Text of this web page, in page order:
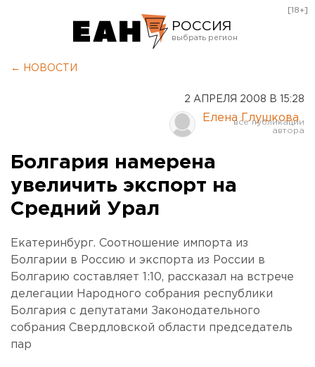
РОССИЯ
Курган
Оренбург
[18+]
← НОВОСТИ
2 АПРЕЛЯ 2008 В 15:28
Елена Глушкова
Болгария намерена
увеличить экспорт на
Средний Урал
Екатеринбург. Соотношение импорта из
Болгарии в Россию и экспорта из России в
Болгарию составляет 1:10, рассказал на встрече
делегации Народного собрания республики
Болгария с депутатами Законодательного
собрания Свердловской области председатель
пар